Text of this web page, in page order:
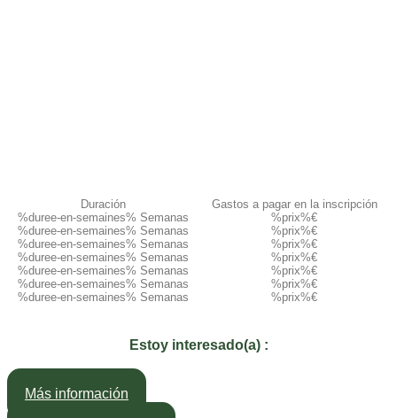
Duración
Gastos a pagar en la inscripción​
%duree-en-semaines% Semanas
%prix%€
%duree-en-semaines% Semanas
%prix%€
%duree-en-semaines% Semanas
%prix%€
%duree-en-semaines% Semanas
%prix%€
%duree-en-semaines% Semanas
%prix%€
%duree-en-semaines% Semanas
%prix%€
%duree-en-semaines% Semanas
%prix%€
Estoy interesado(a) :
Más información